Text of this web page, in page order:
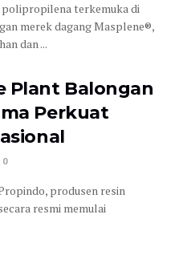
terkemuka di
merek dagang Masplene®,
dan ...
Plant Balongan
Perkuat
0
produsen resin
resmi memulai